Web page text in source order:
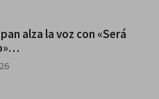
alza la voz con «Será